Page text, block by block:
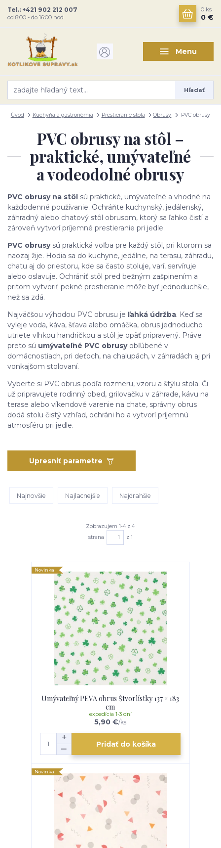
Menu
Hľadať
Tel.: +421 902 212 007
od 8:00 - do 16:00 hod
0 ks
0 €
Úvod Kuchyňa a gastronómia Prestieranie stola Obrusy PVC obrusy
PVC obrusy na stôl –
praktické, umývateľné
a vodeodolné obrusy
PVC obrusy na stôl sú praktické, umývateľné a vhodné na
každodenné používanie. Ochráňte kuchynský, jedálenský,
záhradný alebo chatový stôl obrusom, ktorý sa ľahko čistí a
zároveň vytvorí príjemné prestieranie pri jedle.
PVC obrusysú praktická voľba pre každý stôl, pri ktorom sa
naozaj žije. Hodia sa do kuchyne, jedálne, na terasu, záhradu,
chatu aj do priestoru, kde sa často stoluje, varí, servíruje
alebo oslavuje. Ochrániť stôl pred bežným zašpinením a
pritom vytvoriť pekné prestieranie môže byť jednoduchšie,
než sa zdá.
Najväčšou výhodou PVC obrusu je ľahká údržba. Keď sa
vyleje voda, káva, šťava alebo omáčka, obrus jednoducho
utriete vlhkou handričkou a stôl je opäť pripravený. Práve
preto sú umývateľné PVC obrusyobľúbené v
domácnostiach, pri deťoch, na chalupách, v záhradách aj pri
vonkajšom stolovaní.
Vyberte si PVC obrus podľa rozmeru, vzoru a štýlu stola. Či
už pripravujete rodinný obed, grilovačku v záhrade, kávu na
terase alebo víkendové varenie na chate, správny obrus
dodá stolu čistý vzhľad, ochráni ho a vytvorí príjemnú
atmosféru pri jedle.
Upresniť parametre
Najnovšie Najlacnejšie Najdrahšie
Zobrazujem 1-4 z 4
strana
z 1
Novinka
Umývateľný PEVA obrus Štvorlístky 137 × 183
cm
5,90 €/ks
expedícia 1-3 dní
Pridať do košíka
Novinka